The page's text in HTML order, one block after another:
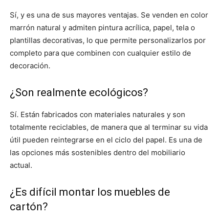
Sí, y es una de sus mayores ventajas. Se venden en color
marrón natural y admiten pintura acrílica, papel, tela o
plantillas decorativas, lo que permite personalizarlos por
completo para que combinen con cualquier estilo de
decoración.
¿Son realmente ecológicos?
Sí. Están fabricados con materiales naturales y son
totalmente reciclables, de manera que al terminar su vida
útil pueden reintegrarse en el ciclo del papel. Es una de
las opciones más sostenibles dentro del mobiliario
actual.
¿Es difícil montar los muebles de
cartón?